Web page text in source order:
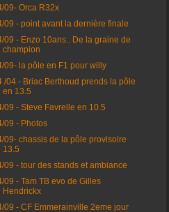
09- Orca R32x
09 - point avant la dernière finale
09 - Enzo 10ans.. De la graine de
champion
09- la pôle en F1 pour willy
/04 - Briac Berthoud prends la pôle
en 13.5
09 - Steve Favrelle en 10.5
09 - Photos
09- chassis de la pôle provisoire
13.5
09 - tour des stands et ambiance
09 - Tam TB evo de Gilles
Hendrickx
09 - CF Emmerainville 2eme jour